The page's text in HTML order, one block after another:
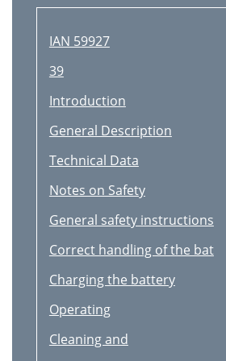
Accus usagés
Travail avec le taille haie
Nettoyage et Entretien
Rangement
Elimination de l’appa
Dépannage
Service Réparations
Introduzione
Descrizione generale
Dati tecnici
Consigli di sicurezza
Indicazioni di sicurezza ge
IAN 59927
39
Introduction
General Description
Technical Data
Notes on Safety
General safety instructions
Correct handling of the bat
Charging the battery
Operating
Cleaning and